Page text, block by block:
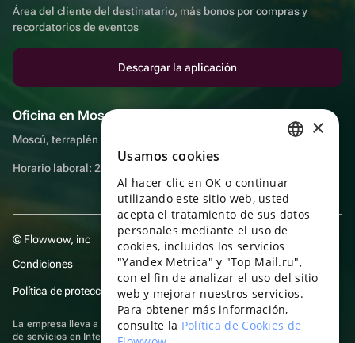
Área del cliente del destinatario, más bonos por compras y
recordatorios de eventos
Descargar la aplicación
Oficina en Moscú
Moscú, terraplén Sadovnicheskaya, 9, sala 2/3
Horario laboral: 24 horas
© Flowwow, inc
Condiciones
Política de protección y privacidad de datos
La empresa lleva a cabo su actividad en el ámbito de las TI: prestación
de servicios en Internet para la publicación de ofertas (anuncios) de
ENGLISH
UKRAINIAN
PORTUGUESE
SPANISH
HUNGARIAN
ITALIAN
×
Usamos cookies
Al hacer clic en OK o continuar
utilizando este sitio web, usted
acepta el tratamiento de sus datos
personales mediante el uso de
cookies, incluidos los servicios
"Yandex Metrica" y "Top Mail.ru",
con el fin de analizar el uso del sitio
web y mejorar nuestros servicios.
Para obtener más información,
consulte la Política de Cookies de